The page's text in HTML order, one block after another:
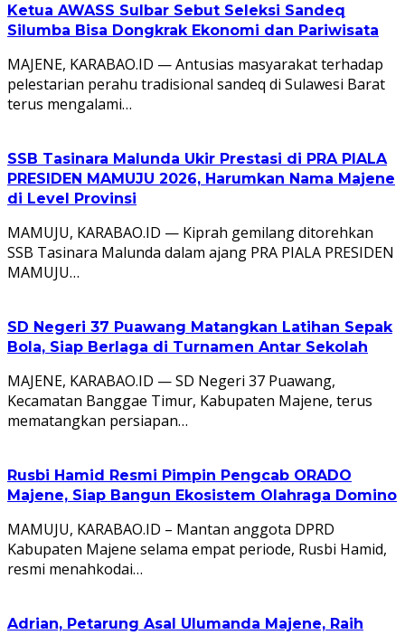
Ketua AWASS Sulbar Sebut Seleksi Sandeq
Silumba Bisa Dongkrak Ekonomi dan Pariwisata
MAJENE, KARABAO.ID — Antusias masyarakat terhadap
pelestarian perahu tradisional sandeq di Sulawesi Barat
terus mengalami…
SSB Tasinara Malunda Ukir Prestasi di PRA PIALA
PRESIDEN MAMUJU 2026, Harumkan Nama Majene
di Level Provinsi
MAMUJU, KARABAO.ID — Kiprah gemilang ditorehkan
SSB Tasinara Malunda dalam ajang PRA PIALA PRESIDEN
MAMUJU…
SD Negeri 37 Puawang Matangkan Latihan Sepak
Bola, Siap Berlaga di Turnamen Antar Sekolah
MAJENE, KARABAO.ID — SD Negeri 37 Puawang,
Kecamatan Banggae Timur, Kabupaten Majene, terus
mematangkan persiapan…
Rusbi Hamid Resmi Pimpin Pengcab ORADO
Majene, Siap Bangun Ekosistem Olahraga Domino
MAMUJU, KARABAO.ID – Mantan anggota DPRD
Kabupaten Majene selama empat periode, Rusbi Hamid,
resmi menahkodai…
Adrian, Petarung Asal Ulumanda Majene, Raih